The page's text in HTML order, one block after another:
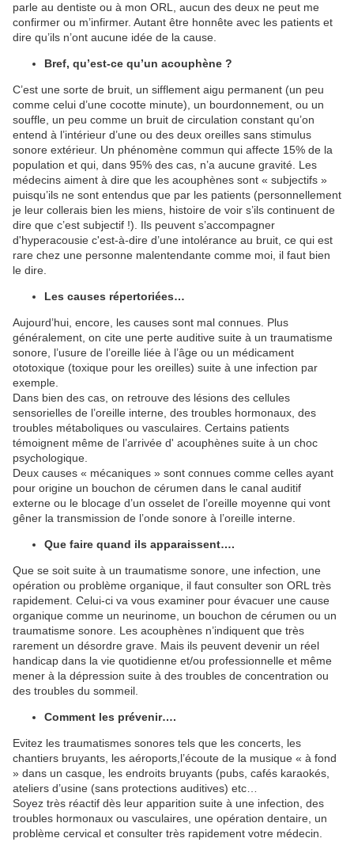
parle au dentiste ou à mon ORL, aucun des deux ne peut me
confirmer ou m’infirmer. Autant être honnête avec les patients et
dire qu’ils n’ont aucune idée de la cause.
Bref, qu’est-ce qu’un acouphène ?
C’est une sorte de bruit, un sifflement aigu permanent (un peu
comme celui d’une cocotte minute), un bourdonnement, ou un
souffle, un peu comme un bruit de circulation constant qu’on
entend à l’intérieur d’une ou des deux oreilles sans stimulus
sonore extérieur. Un phénomène commun qui affecte 15% de la
population et qui, dans 95% des cas, n’a aucune gravité. Les
médecins aiment à dire que les acouphènes sont « subjectifs »
puisqu’ils ne sont entendus que par les patients (personnellement
je leur collerais bien les miens, histoire de voir s’ils continuent de
dire que c’est subjectif !). Ils peuvent s’accompagner
d'hyperacousie c'est-à-dire d’une intolérance au bruit, ce qui est
rare chez une personne malentendante comme moi, il faut bien
le dire.
Les causes répertoriées…
Aujourd’hui, encore, les causes sont mal connues. Plus
généralement, on cite une perte auditive suite à un traumatisme
sonore, l’usure de l’oreille liée à l’âge ou un médicament
ototoxique (toxique pour les oreilles) suite à une infection par
exemple.
Dans bien des cas, on retrouve des lésions des cellules
sensorielles de l’oreille interne, des troubles hormonaux, des
troubles métaboliques ou vasculaires. Certains patients
témoignent même de l’arrivée d' acouphènes suite à un choc
psychologique.
Deux causes « mécaniques » sont connues comme celles ayant
pour origine un bouchon de cérumen dans le canal auditif
externe ou le blocage d’un osselet de l’oreille moyenne qui vont
gêner la transmission de l’onde sonore à l’oreille interne.
Que faire quand ils apparaissent….
Que se soit suite à un traumatisme sonore, une infection, une
opération ou problème organique, il faut consulter son ORL très
rapidement. Celui-ci va vous examiner pour évacuer une cause
organique comme un neurinome, un bouchon de cérumen ou un
traumatisme sonore. Les acouphènes n’indiquent que très
rarement un désordre grave. Mais ils peuvent devenir un réel
handicap dans la vie quotidienne et/ou professionnelle et même
mener à la dépression suite à des troubles de concentration ou
des troubles du sommeil.
Comment les prévenir….
Evitez les traumatismes sonores tels que les concerts, les
chantiers bruyants, les aéroports,l’écoute de la musique « à fond
» dans un casque, les endroits bruyants (pubs, cafés karaokés,
ateliers d’usine (sans protections auditives) etc…
Soyez très réactif dès leur apparition suite à une infection, des
troubles hormonaux ou vasculaires, une opération dentaire, un
problème cervical et consulter très rapidement votre médecin.